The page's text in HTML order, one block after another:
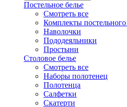
Постельное белье
Смотреть все
Комплекты постельного
Наволочки
Пододеяльники
Простыни
Столовое белье
Смотреть все
Наборы полотенец
Полотенца
Салфетки
Скатерти